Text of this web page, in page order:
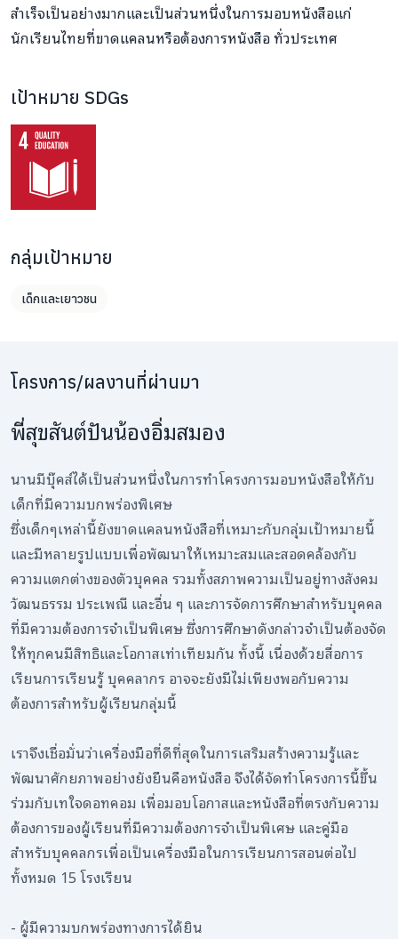
สำเร็จเป็นอย่างมากและเป็นส่วนหนึ่งในการมอบหนังสือแก่
นักเรียนไทยที่ขาดแคลนหรือต้องการหนังสือ ทั่วประเทศ
เป้าหมาย SDGs
กลุ่มเป้าหมาย
เด็กและเยาวชน
โครงการ/ผลงานที่ผ่านมา
พี่สุขสันต์ปันน้องอิ่มสมอง
นานมีบุ๊คส์ได้เป็นส่วนหนึ่งในการทำโครงการมอบหนังสือให้กับ
เด็กที่มีความบกพร่องพิเศษ
ซึ่งเด็กๆเหล่านี้ยังขาดแคลนหนังสือที่เหมาะกับกลุ่มเป้าหมายนี้
และมีหลายรูปแบบเพื่อพัฒนาให้เหมาะสมและสอดคล้องกับ
ความแตกต่างของตัวบุคคล รวมทั้งสภาพความเป็นอยู่ทางสังคม
วัฒนธรรม ประเพณี และอื่น ๆ และการจัดการศึกษาสำหรับบุคคล
ที่มีความต้องการจำเป็นพิเศษ ซึ่งการศึกษาดังกล่าวจำเป็นต้องจัด
ให้ทุกคนมีสิทธิและโอกาสเท่าเทียมกัน ทั้งนี้ เนื่องด้วยสื่อการ
เรียนการเรียนรู้ บุคคลากร อาจจะยังมีไม่เพียงพอกับความ
ต้องการสำหรับผู้เรียนกลุ่มนี้
เราจึงเชื่อมั่นว่าเครื่องมือที่ดีที่สุดในการเสริมสร้างความรู้และ
พัฒนาศักยภาพอย่างยังยืนคือหนังสือ จึงได้จัดทำโครงการนี้ขึ้น
ร่วมกับเทใจดอทคอม เพื่อมอบโอกาสและหนังสือที่ตรงกับความ
ต้องการของผู้เรียนที่มีความต้องการจำเป็นพิเศษ และคู่มือ
สำหรับบุคคลกรเพื่อเป็นเครื่องมือในการเรียนการสอนต่อไป
ทั้งหมด 15 โรงเรียน
- ผู้มีความบกพร่องทางการได้ยิน